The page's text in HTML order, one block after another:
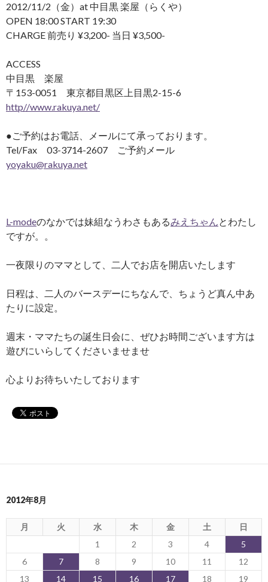
2012/11/2（金）at 中目黒 楽屋（らくや）
OPEN 18:00 START 19:30
CHARGE 前売り ¥3,200- 当日 ¥3,500-
ACCESS
中目黒 楽屋
〒153-0051 東京都目黒区上目黒2-15-6
http//www.rakuya.net/
●ご予約はお電話、メールにて承っております。
Tel/Fax 03-3714-2607 ご予約メール
yoyaku@rakuya.net
L-modeのなかでは妹組なうわさもあるみえちゃんとわたし
ですが。。
一夜限りのママとして、二人でお店を開店いたします
日程は、二人のバースデーにちなんで、ちょうど真ん中あ
たりに設定。
週末・ママたちの誕生日会に、ぜひお時間ございます方は
遊びにいらしてくださいませませ
心よりお待ちいたしております
2012年8月
月 火 水 木 金 土 日
1 2 3 4
5
6
7 8 9 10 11
12
13
14 15 16 17 18
19